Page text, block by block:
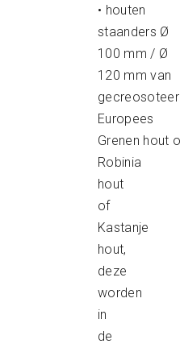
• houten
staanders Ø
100 mm / Ø
120 mm van
Europees
Grenen hout
Robinia
hout
of
Kastanje
hout,
deze
worden
in
de